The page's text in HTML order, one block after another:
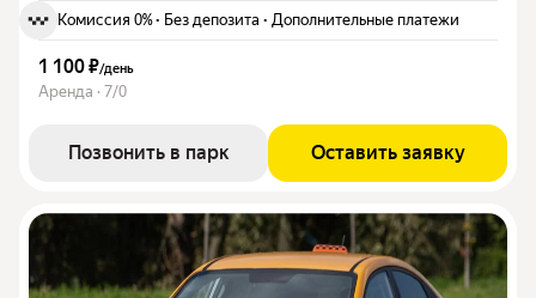
Комиссия 0%· Без депозита · Дополнительные платежи
1 100 ₽/день
Аренда · 7/0
Позвонить в парк Оставить заявку